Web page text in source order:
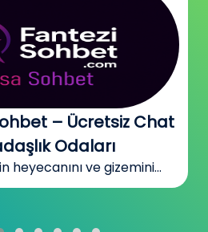
– Ücretsiz Chat
Odaları
heyecanını ve gizemini...